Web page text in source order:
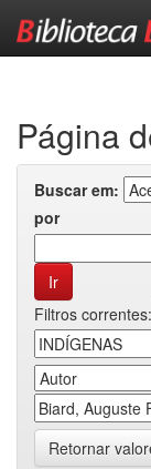
Página
Buscar em:
por
Filtros correntes:
Retornar